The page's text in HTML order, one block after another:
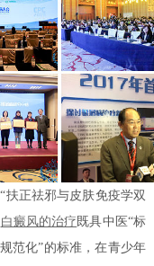
正祛邪与皮肤免疫学双
白癜风的治疗 既具中医“标
范化”的标准，在青少年